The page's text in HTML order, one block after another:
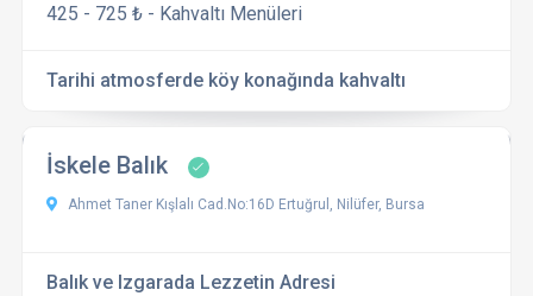
425 - 725 ₺ - Kahvaltı Menüleri
Tarihi atmosferde köy konağında kahvaltı
İskele Balık
Ahmet Taner Kışlalı Cad.No:16D Ertuğrul, Nilüfer, Bursa
Balık ve Izgarada Lezzetin Adresi